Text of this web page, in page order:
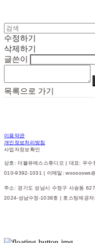
수정하기
삭제하기
글쓴이
목록으로 가기
이용약관
개인정보처리방침
사업자정보확인
상호: 더블유에스스튜디오 | 대표: 우
010-9392-1031 | 이메일:
주소: 경기도 성남시 수정구 사송동
2024-성남수정-1038호 | 호스팅제공